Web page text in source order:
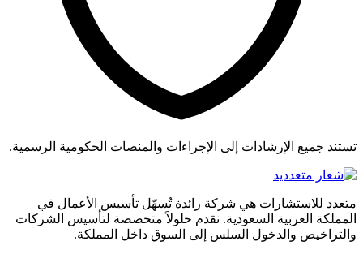
تستند جميع الإرشادات إلى الإجراءات والمنصات الحكومية الرسمية.
متعدد للاستشارات هي شركة رائدة تُسهّل تأسيس الأعمال في
المملكة العربية السعودية. نقدم حلولاً متخصصة لتأسيس الشركات
والتراخيص والدخول السلس إلى السوق داخل المملكة.